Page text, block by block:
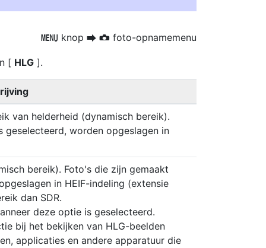
G knop U C foto-opnamemenu
[ HLG ].
van helderheid (dynamisch bereik).
worden opgeslagen in
bereik). Foto's die zijn gemaakt
in HEIF-indeling (extensie
dan SDR.
deze optie is geselecteerd.
bij het bekijken van HLG-beelden
applicaties en andere apparatuur die